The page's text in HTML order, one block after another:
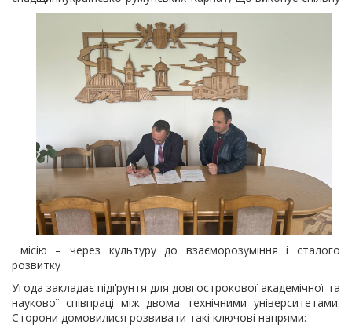
місію – через культуру до взаєморозуміння і сталого
розвитку
Угода закладає підґрунтя для довгострокової академічної та
наукової співпраці між двома технічними університетами.
Сторони домовилися розвивати такі ключові напрями: